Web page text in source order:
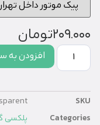
تومان
افزودن به سبد خرید
پلکسی گلاس,طلق